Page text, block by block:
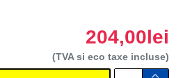
204,00lei
(TVA si eco taxe incluse)